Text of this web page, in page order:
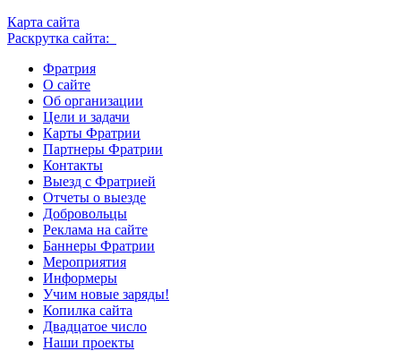
Карта сайта
Раскрутка сайта:
Фратрия
О сайте
Об организации
Цели и задачи
Карты Фратрии
Партнеры Фратрии
Контакты
Выезд с Фратрией
Отчеты о выезде
Добровольцы
Реклама на сайте
Баннеры Фратрии
Мероприятия
Информеры
Учим новые заряды!
Копилка сайта
Двадцатое число
Наши проекты